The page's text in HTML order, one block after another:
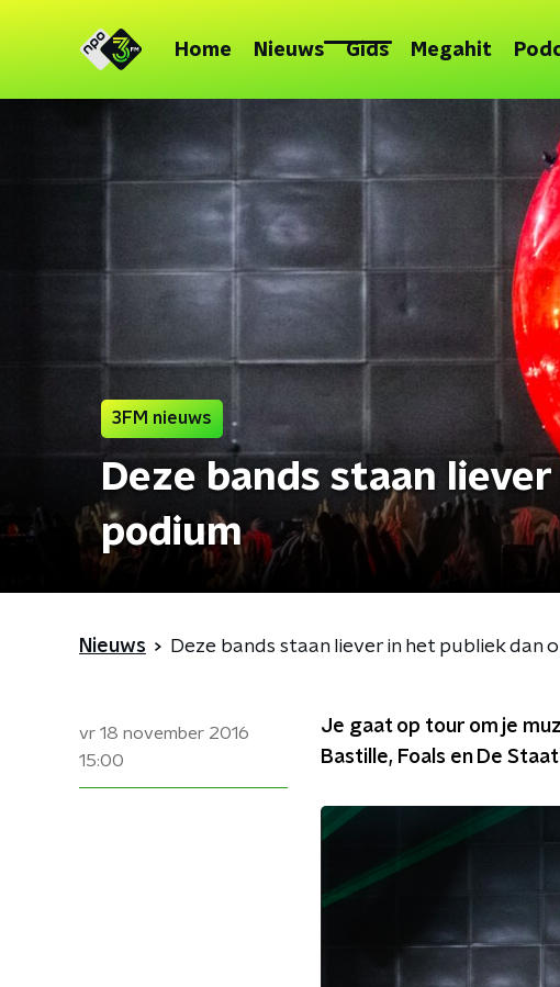
Home Nieuws Gids Megahit
3FM nieuws
Deze bands staan
podium
Nieuws Deze bands staan liever in het publiek dan
vr 18 november 2016
15:00
Je gaat op tour om je
Bastille, Foals en De